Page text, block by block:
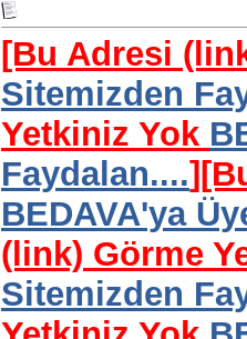
[Bu Adresi
Sitemizden
Yetkiniz Yok
Faydalan....]
BEDAVA'ya
(link) Görme
Sitemizden